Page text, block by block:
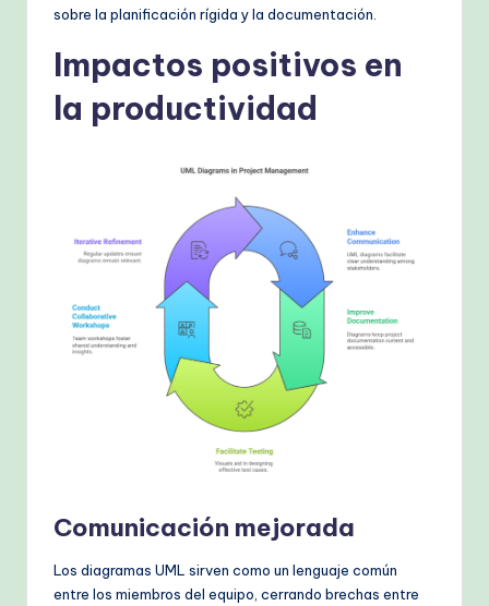
M
d
sobre la planificación rígida y la documentación.
Impactos positivos en
la productividad
Comunicación mejorada
Los diagramas UML sirven como un lenguaje común
entre los miembros del equipo, cerrando brechas entre